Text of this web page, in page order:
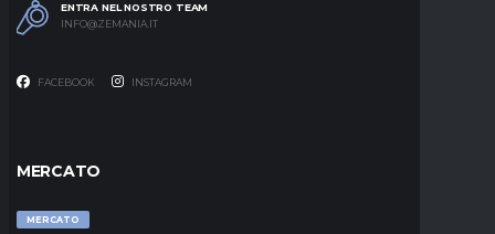
ENTRA NEL NOSTRO TEAM
INFO@ZEMANIA.IT
FACEBOOK INSTAGRAM
MERCATO
MERCATO